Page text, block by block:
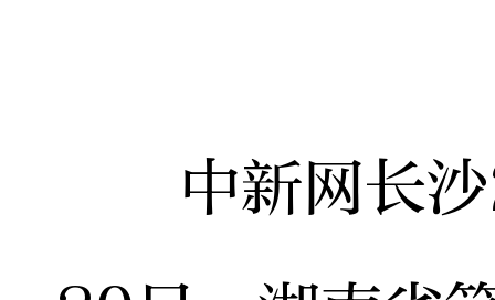
中新网长沙